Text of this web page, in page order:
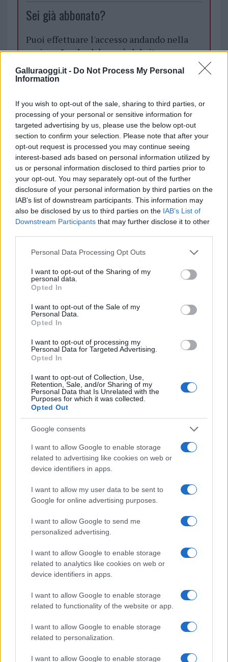
Galluraoggi.it - Do Not Process My Personal
Information
If you wish to opt-out of the sale, sharing to third parties, or
processing of your personal or sensitive information for
targeted advertising by us, please use the below opt-out
section to confirm your selection. Please note that after your
opt-out request is processed you may continue seeing
interest-based ads based on personal information utilized by
us or personal information disclosed to third parties prior to
your opt-out. You may separately opt-out of the further
disclosure of your personal information by third parties on the
IAB’s list of downstream participants. This information may
also be disclosed by us to third parties on the IAB’s List of
Downstream Participants that may further disclose it to other
Please note that this website/app uses one or more Google
not limited to your visit or usage behaviour. You may click to
grant or deny consent to Google and its third-party tags to
use your data for below specified purposes in below Google
consent section.
Personal Data Processing Opt Outs
I want to opt-out of the Sharing of my
personal data.
Opted In
I want to opt-out of the Sale of my
Personal Data.
Opted In
I want to opt-out of processing my
Personal Data for Targeted Advertising.
Opted In
I want to opt-out of Collection, Use,
Retention, Sale, and/or Sharing of my
Personal Data that Is Unrelated with the
Purposes for which it was collected.
Opted Out
Google consents
I want to allow Google to enable storage
related to advertising like cookies on web or
device identifiers in apps.
I want to allow my user data to be sent to
Google for online advertising purposes.
I want to allow Google to send me
personalized advertising.
I want to allow Google to enable storage
related to analytics like cookies on web or
device identifiers in apps.
I want to allow Google to enable storage
related to functionality of the website or app.
I want to allow Google to enable storage
related to personalization.
I want to allow Google to enable storage
Sei già abbonato?
Puoi effettuare l'accesso andando nella
sezioneLogindal menù del sito o
cliccando
qui
TEMI: Comune Di Olbia
Notizie Olbia
Olbia Notizie
Pnrr Pnrr Olbia
Progetto Olbia
Progetto San Simplicio
Ptogetto San Gregorio
Inviaci le tue segnalazioni,
i tuoi video e le tue foto
Su WhatsApp al numero +39
345 356 7512
Entra nel canale telegram di
GalluraOggi.it
Google News
Condividi l'articolo
F
a
ce
b
o
o
k
T
w
it
te
r
Pi
n
te
re
st
W
at
s
A
p
p
S
a
re
Articolo precedente
Prossimo articolo
NOTIZIE RECENTI
Le previsioni meteo per il weekend a Olbia e in
Gallura
Michelle Hunziker in Gallura, bella anche dal
vivo: un amico vip svela come fa
Calangianus, dopo le polemiche il centro
accoglienza minori chiude